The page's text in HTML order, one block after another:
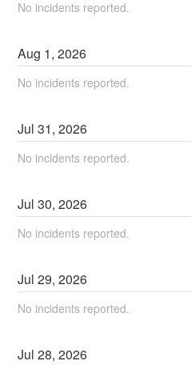
No incidents reported.
Aug 1,2026
No incidents reported.
Jul31,2026
No incidents reported.
Jul30,2026
No incidents reported.
Jul29,2026
No incidents reported.
Jul28,2026